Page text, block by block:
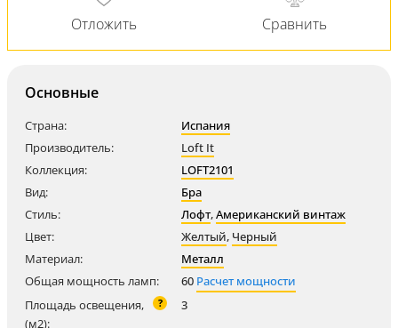
Основные
Страна:
Испания
Производитель:
Loft It
Коллекция:
LOFT2101
Вид:
Бра
Стиль:
Лофт,Американский винтаж
Цвет:
Желтый, Черный
Материал:
Металл
Общая мощность ламп:
60 Расчет мощности
Площадь освещения,
(м2):
? 3